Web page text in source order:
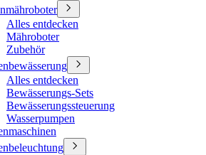
Alles entdecken
Mähroboter
Zubehör
Alles entdecken
Bewässerungs-Sets
Bewässerungssteuerung
Wasserpumpen